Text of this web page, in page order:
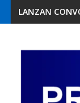
LANZAN